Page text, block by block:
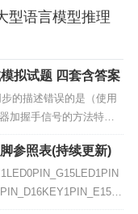
型语言模型推理
拟试题 四套含答案
的描述错误的是（使用
加握手信号的方法特殊
用的不同而不同使用锁
可编程是主要基于什么
查找表（LUT）ROM 可
编程解析：FP...
参照表(持续更新)